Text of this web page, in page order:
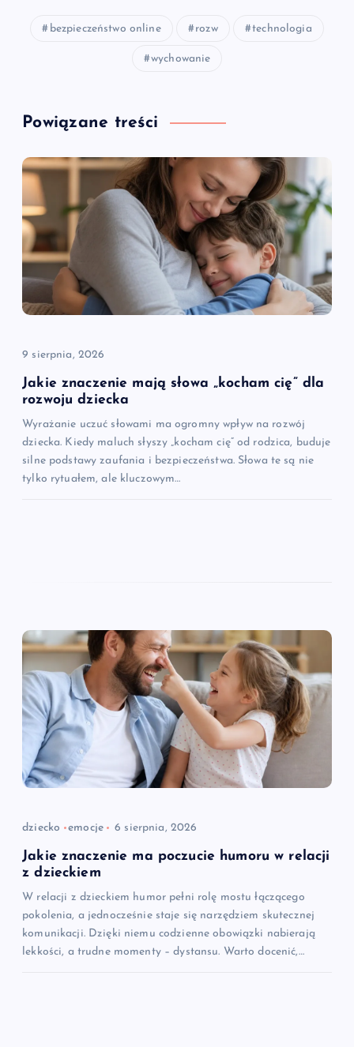
bezpieczeństwo online rozw technologia
wychowanie
Powiązane treści
9 sierpnia, 2026
Jakie znaczenie mają słowa „kocham cię” dla
rozwoju dziecka
Wyrażanie uczuć słowami ma ogromny wpływ na rozwój
dziecka. Kiedy maluch słyszy „kocham cię” od rodzica, buduje
silne podstawy zaufania i bezpieczeństwa. Słowa te są nie
tylko rytuałem, ale kluczowym…
dziecko emocje 6 sierpnia, 2026
Jakie znaczenie ma poczucie humoru w relacji
z dzieckiem
W relacji z dzieckiem humor pełni rolę mostu łączącego
pokolenia, a jednocześnie staje się narzędziem skutecznej
komunikacji. Dzięki niemu codzienne obowiązki nabierają
lekkości, a trudne momenty – dystansu. Warto docenić,…